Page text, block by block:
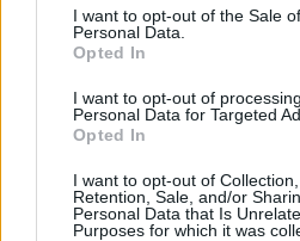
I want to opt-out of the Sale
Personal Data.
Opted In
I want to opt-out of
Personal Data for Targeted
Opted In
I want to opt-out of Collection,
Retention, Sale, and/or
Personal Data that Is
Purposes for which it was
PORCELÁN, KERÁMIA
750. tétel:
Kikiáltási ár:22 000Ft